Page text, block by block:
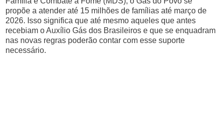
propõe a atender até 15 milhões de famílias até março de
2026. Isso significa que até mesmo aqueles que antes
recebiam o Auxílio Gás dos Brasileiros e que se enquadram
nas novas regras poderão contar com esse suporte
necessário.